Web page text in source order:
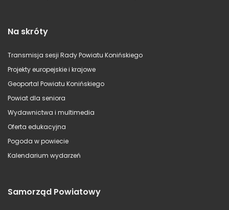
Na skróty
Transmisja sesji Rady Powiatu Konińskiego
Projekty europejskie i krajowe
Geoportal Powiatu Konińskiego
Powiat dla seniora
Wydawnictwa i multimedia
Oferta edukacyjna
Pogoda w powiecie
Kalendarium wydarzeń
Samorząd Powiatowy